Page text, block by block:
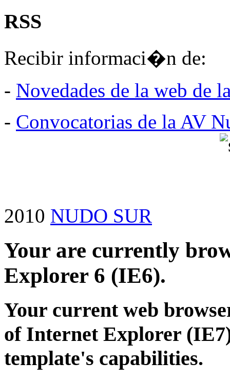
RSS
Recibir informaci�n de:
- Novedades de la web de
- Convocatorias de la AV
2010 NUDO SUR
Your are currently
Explorer 6 (IE6).
Your current web
of Internet Explorer
template's capabilities.